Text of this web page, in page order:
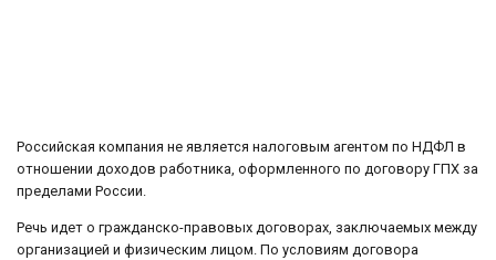
Российская компания не является налоговым агентом по НДФЛ в
отношении доходов работника, оформленного по договору ГПХ за
пределами России.
Речь идет о гражданско-правовых договорах, заключаемых между
организацией и физическим лицом. По условиям договора